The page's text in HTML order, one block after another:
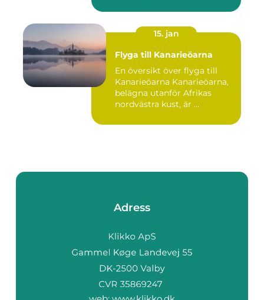
15. jan
Flyga till Kanarieöarna
En översikt över flyga till
Kanarieöarna Kanarieöarna,
belägna utanför Afrikas
nordvästra kust, är ...
Adress